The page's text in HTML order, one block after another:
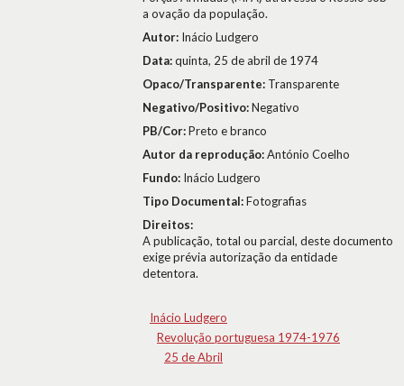
a ovação da população.
Autor: Inácio Ludgero
Data:quinta, 25 de abril de 1974
Opaco/Transparente: Transparente
Negativo/Positivo:Negativo
PB/Cor:Preto e branco
Autor da reprodução:António Coelho
Fundo: Inácio Ludgero
Tipo Documental:Fotografias
Direitos:
A publicação, total ou parcial, deste documento
exige prévia autorização da entidade
detentora.
Inácio Ludgero
Revolução portuguesa 1974-1976
25 de Abril